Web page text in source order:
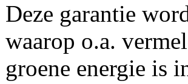
Deze garantie
waarop o.a.
groene energie is